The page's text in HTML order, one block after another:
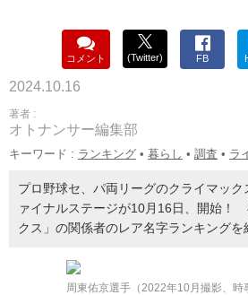
コメント (Twitter) FB
2024.10.16
著者 :
オトナンサー編集部
キーワード : ランキング • 暮らし • 調査 • ラ
プロ野球セ、パ両リーグのクライマック
ァイナルステージが10月16日、開始！
クス」の関係者のレア名字ランキングを
周東佑京選手（2022年10月撮影、時